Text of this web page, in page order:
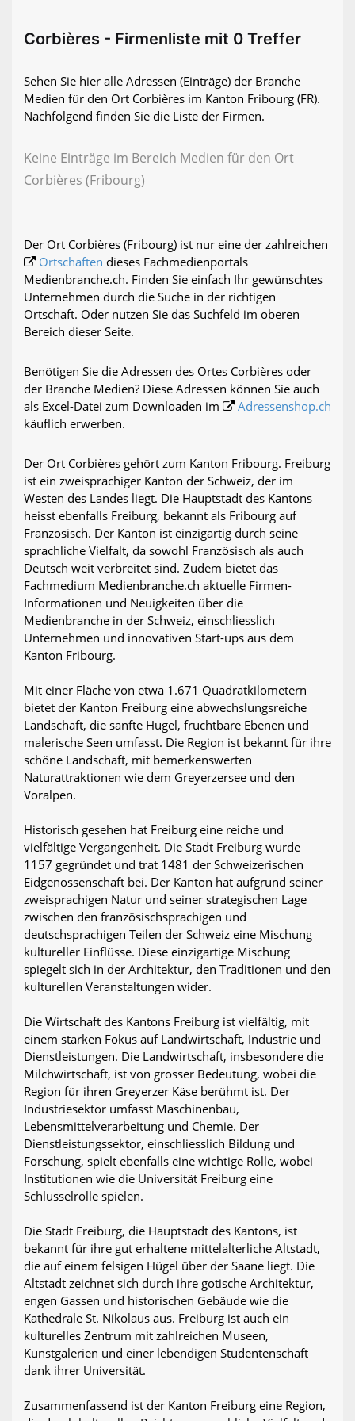
Corbières - Firmenliste mit 0 Treffer
Sehen Sie hier alle Adressen (Einträge) der Branche
Medien für den Ort Corbières im Kanton Fribourg (FR).
Nachfolgend finden Sie die Liste der Firmen.
Keine Einträge im Bereich Medien für den Ort
Corbières (Fribourg)
Der Ort Corbières (Fribourg) ist nur eine der zahlreichen
Ortschaften dieses Fachmedienportals
Medienbranche.ch. Finden Sie einfach Ihr gewünschtes
Unternehmen durch die Suche in der richtigen
Ortschaft. Oder nutzen Sie das Suchfeld im oberen
Bereich dieser Seite.
Benötigen Sie die Adressen des Ortes Corbières oder
der Branche Medien? Diese Adressen können Sie auch
als Excel-Datei zum Downloaden im
Adressenshop.ch
käuflich erwerben.
Der Ort Corbières gehört zum Kanton Fribourg. Freiburg
ist ein zweisprachiger Kanton der Schweiz, der im
Westen des Landes liegt. Die Hauptstadt des Kantons
heisst ebenfalls Freiburg, bekannt als Fribourg auf
Französisch. Der Kanton ist einzigartig durch seine
sprachliche Vielfalt, da sowohl Französisch als auch
Deutsch weit verbreitet sind. Zudem bietet das
Fachmedium Medienbranche.ch aktuelle Firmen-
Informationen und Neuigkeiten über die
Medienbranche in der Schweiz, einschliesslich
Unternehmen und innovativen Start-ups aus dem
Kanton Fribourg.
Mit einer Fläche von etwa 1.671 Quadratkilometern
bietet der Kanton Freiburg eine abwechslungsreiche
Landschaft, die sanfte Hügel, fruchtbare Ebenen und
malerische Seen umfasst. Die Region ist bekannt für ihre
schöne Landschaft, mit bemerkenswerten
Naturattraktionen wie dem Greyerzersee und den
Voralpen.
Historisch gesehen hat Freiburg eine reiche und
vielfältige Vergangenheit. Die Stadt Freiburg wurde
1157 gegründet und trat 1481 der Schweizerischen
Eidgenossenschaft bei. Der Kanton hat aufgrund seiner
zweisprachigen Natur und seiner strategischen Lage
zwischen den französischsprachigen und
deutschsprachigen Teilen der Schweiz eine Mischung
kultureller Einflüsse. Diese einzigartige Mischung
spiegelt sich in der Architektur, den Traditionen und den
kulturellen Veranstaltungen wider.
Die Wirtschaft des Kantons Freiburg ist vielfältig, mit
einem starken Fokus auf Landwirtschaft, Industrie und
Dienstleistungen. Die Landwirtschaft, insbesondere die
Milchwirtschaft, ist von grosser Bedeutung, wobei die
Region für ihren Greyerzer Käse berühmt ist. Der
Industriesektor umfasst Maschinenbau,
Lebensmittelverarbeitung und Chemie. Der
Dienstleistungssektor, einschliesslich Bildung und
Forschung, spielt ebenfalls eine wichtige Rolle, wobei
Institutionen wie die Universität Freiburg eine
Schlüsselrolle spielen.
Die Stadt Freiburg, die Hauptstadt des Kantons, ist
bekannt für ihre gut erhaltene mittelalterliche Altstadt,
die auf einem felsigen Hügel über der Saane liegt. Die
Altstadt zeichnet sich durch ihre gotische Architektur,
engen Gassen und historischen Gebäude wie die
Kathedrale St. Nikolaus aus. Freiburg ist auch ein
kulturelles Zentrum mit zahlreichen Museen,
Kunstgalerien und einer lebendigen Studentenschaft
dank ihrer Universität.
Zusammenfassend ist der Kanton Freiburg eine Region,